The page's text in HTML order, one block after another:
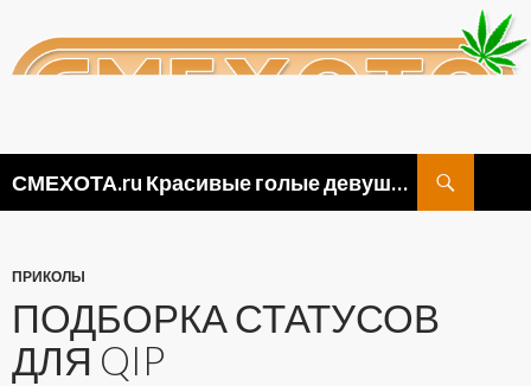
СМЕХОТА.ru Красивые голые девушки, прикольные картинки ню и видео приколы
ПРИКОЛЫ
ПОДБОРКА СТАТУСОВ
ДЛЯ QIP